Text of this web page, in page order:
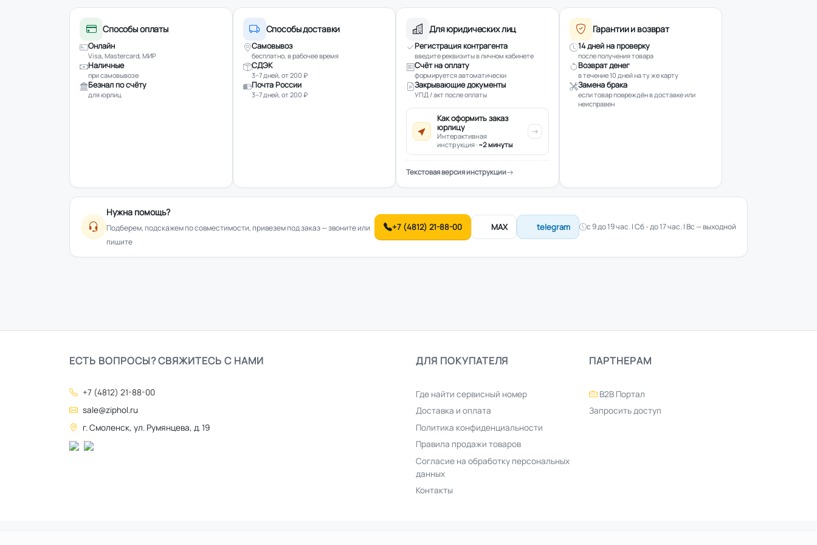
Способы оплаты
Онлайн
Visa, Mastercard, МИР
Наличные
при самовывозе
Безнал по счёту
для юрлиц
Способы доставки
Самовывоз
бесплатно, в рабочее время
СДЭК
3–7 дней, от 200 ₽
Почта России
3–7 дней, от 200 ₽
Для юридических лиц
Регистрация контрагента
введите реквизиты в личном кабинете
Счёт на оплату
формируется автоматически
Закрывающие документы
УПД / акт после оплаты
Как оформить заказ
юрлицу
Интерактивная
инструкция · ~2 минуты
Текстовая версия инструкции
Гарантии и возврат
14 дней на проверку
после получения товара
Возврат денег
в течение 10 дней на ту же карту
Замена брака
если товар повреждён в доставке или
неисправен
Нужна помощь?
Подберем, подскажем по совместимости, привезем под заказ — звоните или
пишите
+7 (4812) 21-88-00 MAX telegram с 9 до 19 час. | Сб - до 17 час. | Вс — выходной
ЕСТЬ ВОПРОСЫ? СВЯЖИТЕСЬ С НАМИ
+7 (4812) 21-88-00
sale@ziphol.ru
г. Смоленск, ул. Румянцева, д. 19
ДЛЯ ПОКУПАТЕЛЯ
Где найти сервисный номер
Доставка и оплата
Политика конфиденциальности
Правила продажи товаров
Согласие на обработку персональных
данных
Контакты
ПАРТНЕРАМ
B2B Портал
Запросить доступ